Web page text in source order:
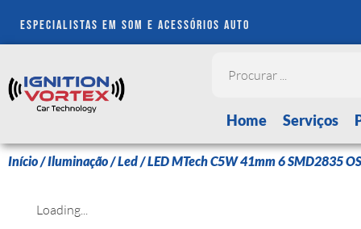
especialistas em som e acessórios auto
Home Serviços
Início/Iluminação/Led/ LED MTech C5W 41mm 6 SMD2835
Loading...